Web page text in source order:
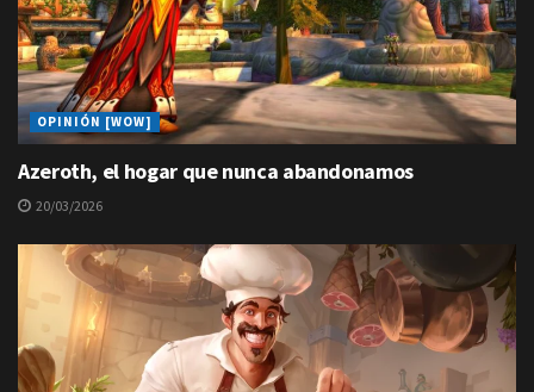
OPINIÓN [WOW]
Azeroth, el hogar que nunca abandonamos
20/03/2026